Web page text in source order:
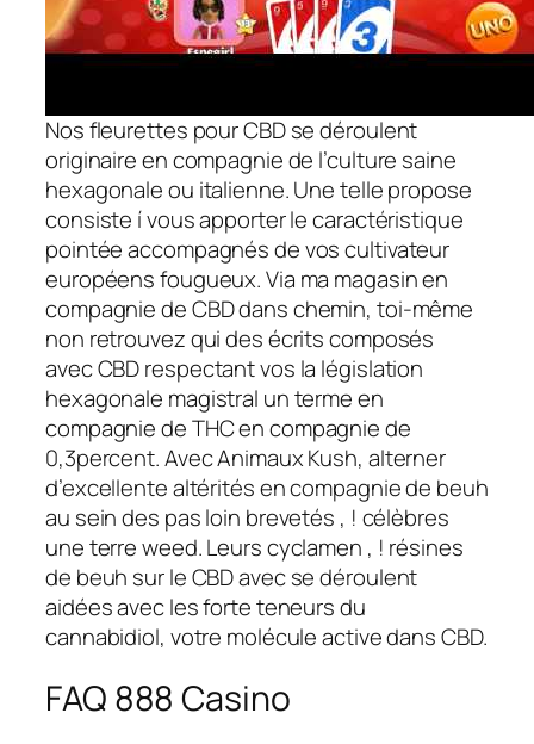
Nos fleurettes pour CBD se déroulent
originaire en compagnie de l’culture saine
hexagonale ou italienne. Une telle propose
consiste í vous apporter le caractéristique
pointée accompagnés de vos cultivateur
européens fougueux. Via ma magasin en
compagnie de CBD dans chemin, toi-même
non retrouvez qui des écrits composés
avec CBD respectant vos la législation
hexagonale magistral un terme en
compagnie de THC en compagnie de
0,3percent. Avec Animaux Kush, alterner
d’excellente altérités en compagnie de beuh
au sein des pas loin brevetés , ! célèbres
une terre weed. Leurs cyclamen , ! résines
de beuh sur le CBD avec se déroulent
aidées avec les forte teneurs du
cannabidiol, votre molécule active dans CBD.
FAQ 888 Casino